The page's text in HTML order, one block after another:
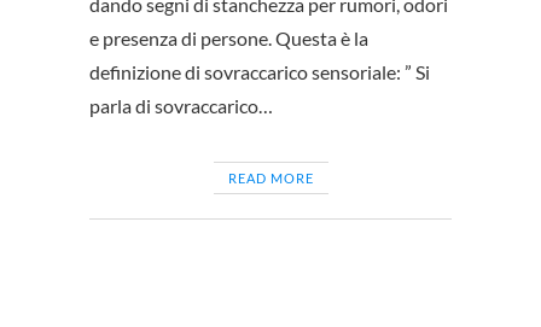
e presenza di persone. Questa è la
definizione di sovraccarico sensoriale: ” Si
parla di sovraccarico…
READ MORE